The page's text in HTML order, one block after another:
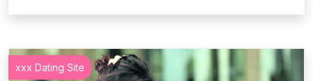
xxx Dating Site